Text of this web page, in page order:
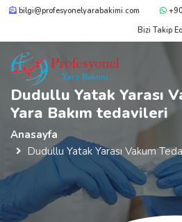
bilgi@profesyonelyarabakimi.com
Bizi Takip
Dudullu Yatak Yarası
Yara Bakım tedavileri
Anasayfa
Dudullu Yatak Yarası Vakum